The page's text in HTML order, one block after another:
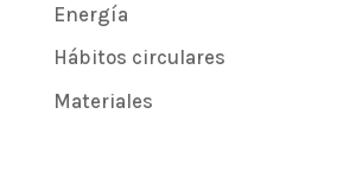
Energía
Hábitos circulares
Materiales